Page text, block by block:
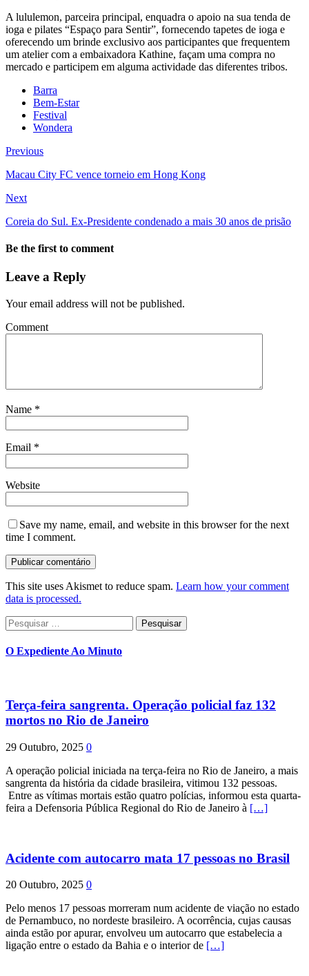
A lululemon, parceira principal, enquadra o apoio na sua tenda de
ioga e pilates “Espaço para Sentir”, fornecendo tapetes de ioga e
oferecendo um brinde exclusivo aos participantes que frequentem
um atelier com a embaixadora Kathine, façam uma compra no
mercado e participem em alguma actividade das diferentes tribos.
Barra
Bem-Estar
Festival
Wondera
Previous
Macau City FC vence torneio em Hong Kong
Next
Coreia do Sul. Ex-Presidente condenado a mais 30 anos de prisão
Be the first to comment
Leave a Reply
Your email address will not be published.
Comment
Name *
Email *
Website
Save my name, email, and website in this browser for the next
time I comment.
This site uses Akismet to reduce spam. Learn how your comment
data is processed.
Pesquisar
por:
O Expediente Ao Minuto
Terça-feira sangrenta. Operação policial faz 132
mortos no Rio de Janeiro
29 Outubro, 2025 0
A operação policial iniciada na terça-feira no Rio de Janeiro, a mais
sangrenta da história da cidade brasileira, vitimou 132 pessoas.
Entre as vítimas mortais estão quatro polícias, informou esta quarta-
feira a Defensoria Pública Regional do Rio de Janeiro à […]
Acidente com autocarro mata 17 pessoas no Brasil
20 Outubro, 2025 0
Pelo menos 17 pessoas morreram num acidente de viação no estado
de Pernambuco, no nordeste brasileiro. A ocorrência, cujas causas
ainda estão por apurar, envolveu um autocarro que estabelecia a
ligação entre o estado da Bahia e o interior de […]